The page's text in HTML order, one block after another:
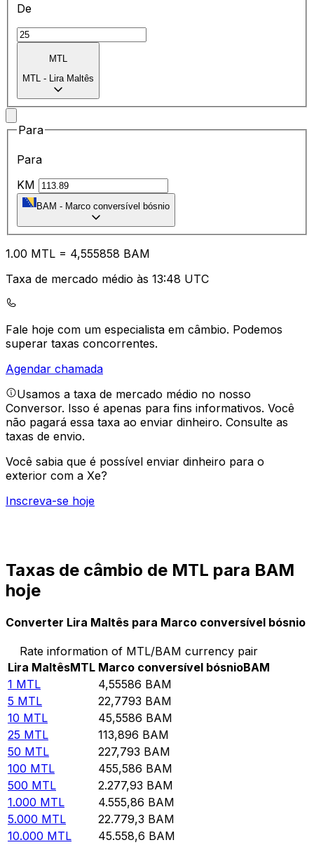
De
MTL
MTL - Lira Maltês
Para
Para
KM
BAM - Marco conversível bósnio
1.00 MTL = 4,555858 BAM
Taxa de mercado médio às 13:48 UTC
Fale hoje com um especialista em câmbio. Podemos
superar taxas concorrentes.
Agendar chamada
Usamos a taxa de mercado médio no nosso
Conversor. Isso é apenas para fins informativos. Você
não pagará essa taxa ao enviar dinheiro. Consulte as
taxas de envio.
Você sabia que é possível enviar dinheiro para o
exterior com a Xe?
Inscreva-se hoje
Taxas de câmbio de MTL para BAM
hoje
Converter Lira Maltês para Marco conversível bósnio
Rate information of MTL/BAM currency pair
Lira MaltêsMTL Marco conversível bósnioBAM
1 MTL 4,55586 BAM
5 MTL 22,7793 BAM
10 MTL 45,5586 BAM
25 MTL 113,896 BAM
50 MTL 227,793 BAM
100 MTL 455,586 BAM
500 MTL 2.277,93 BAM
1.000 MTL 4.555,86 BAM
5.000 MTL 22.779,3 BAM
10.000 MTL 45.558,6 BAM